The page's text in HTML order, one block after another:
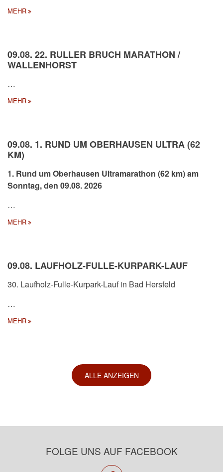
MEHR
09.08. 22. RULLER BRUCH MARATHON /
WALLENHORST
…
MEHR
09.08. 1. RUND UM OBERHAUSEN ULTRA (62
KM)
1. Rund um Oberhausen Ultramarathon (62 km) am
Sonntag, den 09.08. 2026
…
MEHR
09.08. LAUFHOLZ-FULLE-KURPARK-LAUF
30. Laufholz-Fulle-Kurpark-Lauf in Bad Hersfeld
…
MEHR
ALLE ANZEIGEN
FOLGE UNS AUF FACEBOOK